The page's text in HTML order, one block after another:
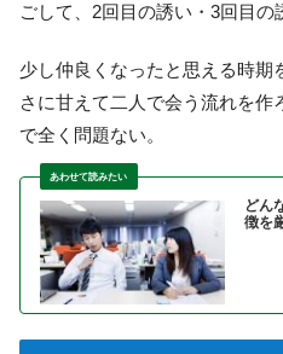
ごして、2回目の誘い・3回目の
少し仲良くなったと思える時期
さに甘えて二人で会う流れを作
で全く問題ない。
どん
徴を